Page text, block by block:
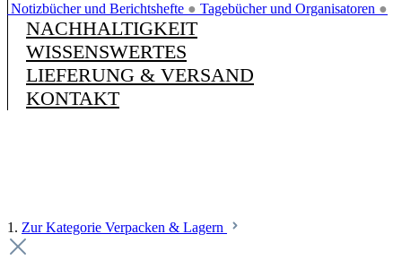
Notizbücher und Berichtshefte ● Tagebücher und Organisatoren ●
NACHHALTIGKEIT
WISSENSWERTES
LIEFERUNG & VERSAND
KONTAKT
1. Zur Kategorie Verpacken & Lagern